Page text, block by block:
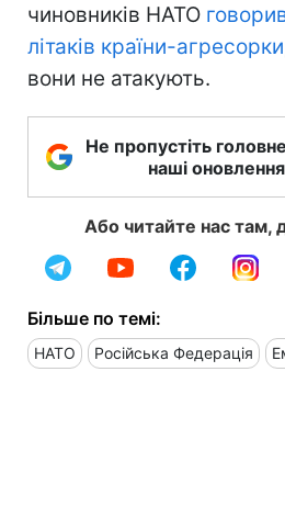
чиновників НАТО
літаків країни-агресорки
вони не атакують.
Не пропустіть
наші
Або читайте нас там,
Більше по темі:
НАТО Російська Федерація